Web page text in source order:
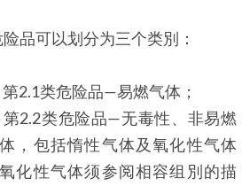
品可以划分为三个类別：
第2.1类危险品—易燃气体；
第2.2类危险品—无毒性、非易燃
，包括惰性气体及氧化性气体
氧化性气体须参阅相容组別的描